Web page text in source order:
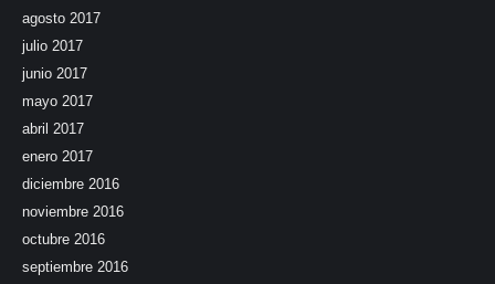
agosto 2017
julio 2017
junio 2017
mayo 2017
abril 2017
enero 2017
diciembre 2016
noviembre 2016
octubre 2016
septiembre 2016